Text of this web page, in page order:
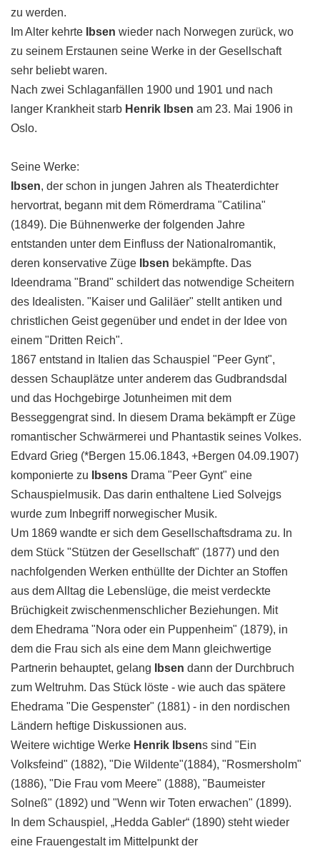
zu werden.
Im Alter kehrte
Ibsen wieder nach Norwegen zurück, wo
zu seinem Erstaunen seine Werke in der Gesellschaft
sehr beliebt waren.
Nach zwei Schlaganfällen 1900 und 1901 und nach
langer Krankheit starb Henrik Ibsen am 23. Mai 1906 in
Oslo.
Seine Werke:
Ibsen, der schon in jungen Jahren als Theaterdichter
hervortrat, begann mit dem Römerdrama "Catilina"
(1849). Die Bühnenwerke der folgenden Jahre
entstanden unter dem Einfluss der Nationalromantik,
deren konservative Züge
Ibsen bekämpfte. Das
Ideendrama "Brand" schildert das notwendige Scheitern
des Idealisten. "Kaiser und Galiläer" stellt antiken und
christlichen Geist gegenüber und endet in der Idee von
einem "Dritten Reich".
1867 entstand in Italien das Schauspiel "Peer Gynt",
dessen Schauplätze unter anderem das Gudbrandsdal
und das Hochgebirge Jotunheimen mit dem
Besseggengrat sind. In diesem Drama bekämpft er Züge
romantischer Schwärmerei und Phantastik seines Volkes.
Edvard Grieg (*Bergen 15.06.1843, +Bergen 04.09.1907)
komponierte zu
Ibsens Drama "Peer Gynt" eine
Schauspielmusik. Das darin enthaltene Lied Solvejgs
wurde zum Inbegriff norwegischer Musik.
Um 1869 wandte er sich dem Gesellschaftsdrama zu. In
dem Stück "Stützen der Gesellschaft" (1877) und den
nachfolgenden Werken enthüllte der Dichter an Stoffen
aus dem Alltag die Lebenslüge, die meist verdeckte
Brüchigkeit zwischenmenschlicher Beziehungen. Mit
dem Ehedrama "Nora oder ein Puppenheim" (1879), in
dem die Frau sich als eine dem Mann gleichwertige
Partnerin behauptet, gelang
Ibsen dann der Durchbruch
zum Weltruhm. Das Stück löste - wie auch das spätere
Ehedrama "Die Gespenster" (1881) - in den nordischen
Ländern heftige Diskussionen aus.
Weitere wichtige Werke Henrik Ibsens sind "Ein
Volksfeind" (1882), "Die Wildente"(1884), "Rosmersholm"
(1886), "Die Frau vom Meere" (1888), "Baumeister
Solneß" (1892) und "Wenn wir Toten erwachen" (1899).
In dem Schauspiel‚ „Hedda Gabler“ (1890) steht wieder
eine Frauengestalt im Mittelpunkt der